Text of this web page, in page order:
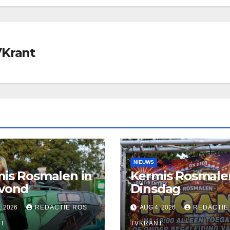
Rosmalen in
2026 REDACTIE ROS
NIEUWS
Kermis
Dinsdag
AUG 4, 2026 REDACTIE
TVKRANT